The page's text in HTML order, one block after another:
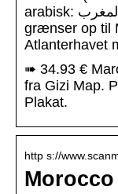
arabisk: المغرب), er et land i Nordvestafrika. Det
grænser op til
Atlanterhavet
➠ 34.93 €
fra Gizi Map.
Plakat.
http s://